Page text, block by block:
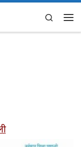
Search